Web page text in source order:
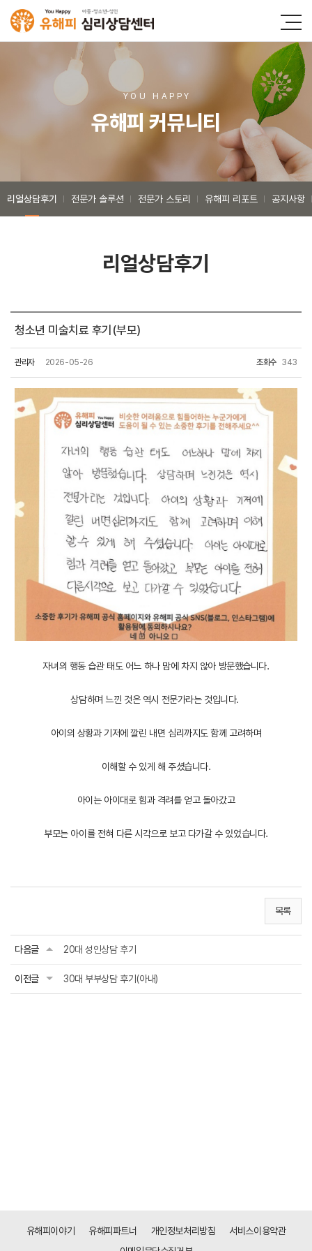
YOU HAPPY
유해피 커뮤니티
리얼상담후기 전문가 솔루션 전문가 스토리 유해피 리포트 공지사항
리얼상담후기
청소년 미술치료 후기(부모)
관리자 2026-05-26 조회수 343
자녀의 행동 습관 태도 어느 하나 맘에 차지 않아 방문했습니다.
상담하며 느낀 것은 역시 전문가라는 것입니다.
아이의 상황과 기저에 깔린 내면 심리까지도 함께 고려하며
이해할 수 있게 해 주셨습니다.
아이는 아이대로 힘과 격려를 얻고 돌아갔고
부모는 아이를 전혀 다른 시각으로 보고 다가갈 수 있었습니다.
목록
다음글 20대 성인상담 후기
이전글 30대 부부상담 후기(아내)
유해피이야기 유해피파트너 개인정보처리방침
서비스이용약관